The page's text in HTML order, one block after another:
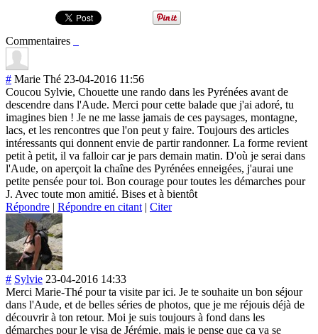
Commentaires
# Marie Thé 23-04-2016 11:56
Coucou Sylvie, Chouette une rando dans les Pyrénées avant de
descendre dans l'Aude. Merci pour cette balade que j'ai adoré, tu
imagines bien ! Je ne me lasse jamais de ces paysages, montagne,
lacs, et les rencontres que l'on peut y faire. Toujours des articles
intéressants qui donnent envie de partir randonner. La forme revient
petit à petit, il va falloir car je pars demain matin. D'où je serai dans
l'Aude, on aperçoit la chaîne des Pyrénées enneigées, j'aurai une
petite pensée pour toi. Bon courage pour toutes les démarches pour
J. Avec toute mon amitié. Bises et à bientôt
Répondre | Répondre en citant | Citer
# Sylvie 23-04-2016 14:33
Merci Marie-Thé pour ta visite par ici. Je te souhaite un bon séjour
dans l'Aude, et de belles séries de photos, que je me réjouis déjà de
découvrir à ton retour. Moi je suis toujours à fond dans les
démarches pour le visa de Jérémie, mais je pense que ça va se